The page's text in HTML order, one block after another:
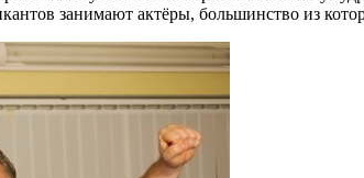
занимают актёры, большинство из